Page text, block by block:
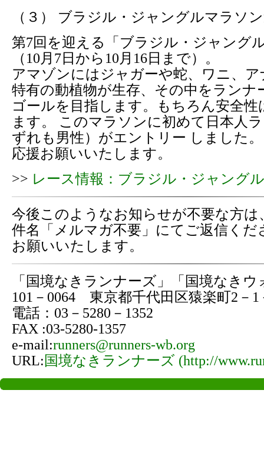
（３） ブラジル・ジャングルマラソ
第7回を迎える「ブラジル・ジャング
（10月7日から10月16日まで）。
アマゾンにはジャガーや蛇、ワニ、
特有の動植物が生存、その中をランナ
ゴールを目指します。もちろん安全性
ます。 このマラソンに初めて日本人
ずれも男性）がエントリー しました。
応援お願いいたします。
>> レース情報：ブラジル・ジャング
今後このようなお知らせが不要な方は
件名「メルマガ不要」にてご返信くだ
お願いいたします。
「国境なきランナーズ」「国境なき
101－0064 東京都千代田区猿楽町2－
電話：03－5280－1352
FAX :03-5280-1357
e-mail:runners@runners-wb.org
URL:国境なきランナーズ (http://